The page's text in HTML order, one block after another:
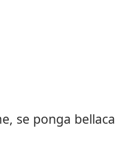
se ponga bellaca